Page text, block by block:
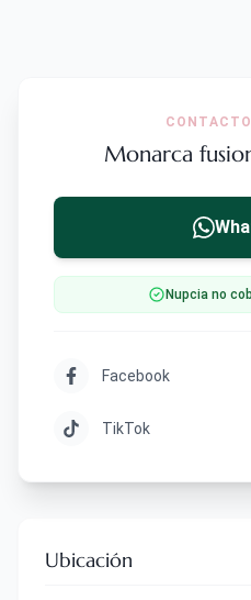
Monarca
Nupcia no
Facebook
TikTok
Ubicación